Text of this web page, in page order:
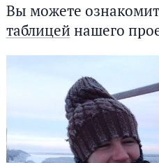
Вы можете
таблицей нашего